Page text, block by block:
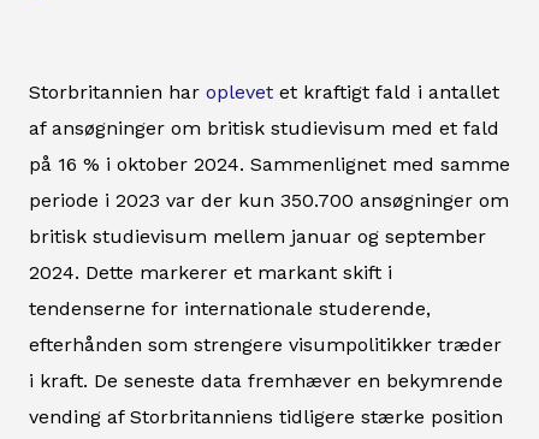
Storbritannien har oplevet et kraftigt fald i antallet
af ansøgninger om britisk studievisum med et fald
på 16 % i oktober 2024. Sammenlignet med samme
periode i 2023 var der kun 350.700 ansøgninger om
britisk studievisum mellem januar og september
2024. Dette markerer et markant skift i
tendenserne for internationale studerende,
efterhånden som strengere visumpolitikker træder
i kraft. De seneste data fremhæver en bekymrende
vending af Storbritanniens tidligere stærke position